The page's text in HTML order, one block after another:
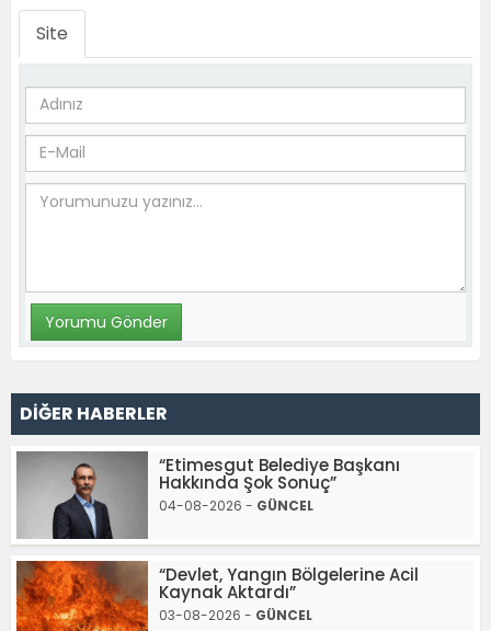
Site
DİĞER HABERLER
“Etimesgut Belediye Başkanı
Hakkında Şok Sonuç”
04-08-2026 - GÜNCEL
“Devlet, Yangın Bölgelerine Acil
Kaynak Aktardı”
03-08-2026 - GÜNCEL